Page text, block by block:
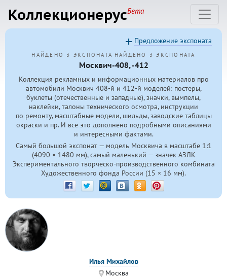
КоллекционерусБета
НАЙДЕНО 3 ЭКСПОНАТА НАЙДЕНО 3 ЭКСПОНАТА
Москвич-408, -412
Коллекция рекламных и информационных материалов про
автомобили Москвич 408-й и 412-й моделей: постеры,
буклеты (отечественные и западные), значки, вымпелы,
наклейки, талоны технического осмотра, инструкции
по ремонту, масштабные модели, шильды, заводские таблицы
окраски и пр. И все это дополнено подробными описаниями
и интересными фактами.
Самый большой экспонат — модель Москвича в масштабе 1:1
(4090 × 1480 мм), самый маленький — значек АЗЛК
Экспериментального творческо-производственного комбината
Художественного фонда России (15 × 16 мм).
Предложение экспоната
Илья Михайлов
Москва